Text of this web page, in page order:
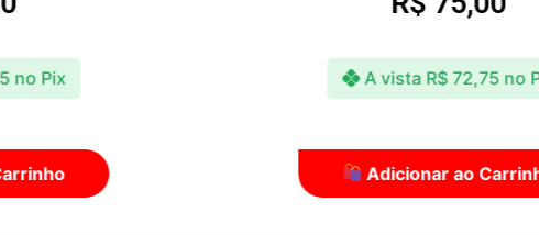
72,75 no Pix
Adicionar ao Carrinho